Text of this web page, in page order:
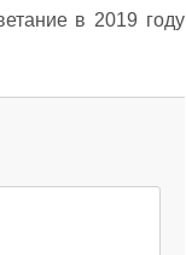
в 2019 году